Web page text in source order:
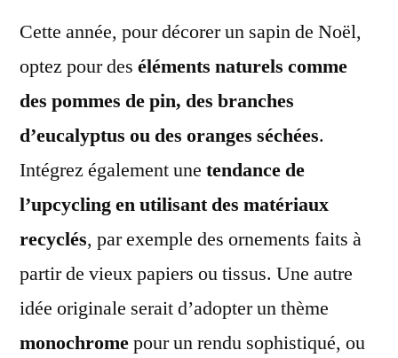
Cette année, pour décorer un sapin de Noël,
optez pour des éléments naturels comme
des pommes de pin, des branches
d’eucalyptus ou des oranges séchées.
Intégrez également une tendance de
l’upcycling en utilisant des matériaux
recyclés, par exemple des ornements faits à
partir de vieux papiers ou tissus. Une autre
idée originale serait d’adopter un thème
monochromepour un rendu sophistiqué, ou